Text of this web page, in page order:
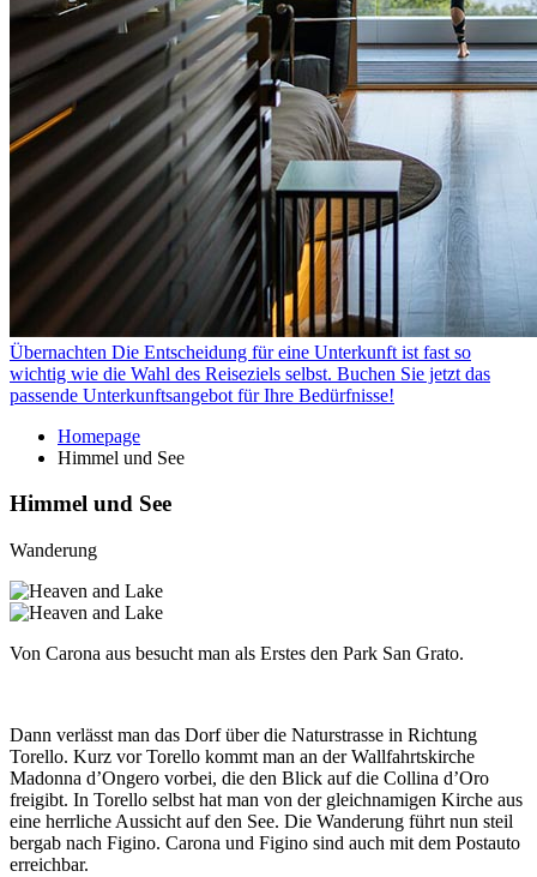
Übernachten Die Entscheidung für eine Unterkunft ist fast so
wichtig wie die Wahl des Reiseziels selbst. Buchen Sie jetzt das
passende Unterkunftsangebot für Ihre Bedürfnisse!
Homepage
Himmel und See
Himmel und See
Wanderung
Von Carona aus besucht man als Erstes den Park San Grato.
Dann verlässt man das Dorf über die Naturstrasse in Richtung
Torello. Kurz vor Torello kommt man an der Wallfahrtskirche
Madonna d’Ongero vorbei, die den Blick auf die Collina d’Oro
freigibt. In Torello selbst hat man von der gleichnamigen Kirche aus
eine herrliche Aussicht auf den See. Die Wanderung führt nun steil
bergab nach Figino. Carona und Figino sind auch mit dem Postauto
erreichbar.